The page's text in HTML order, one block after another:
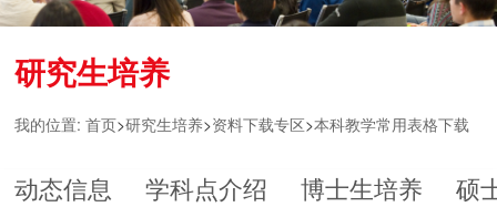
研究生培养
我的位置: 首页>研究生培养>资料下载专区>本科教学常用表格下载
动态信息 学科点介绍 博士生培养 硕